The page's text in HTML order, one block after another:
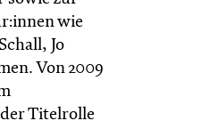
wie
Jo
Von 2009
der Titelrolle